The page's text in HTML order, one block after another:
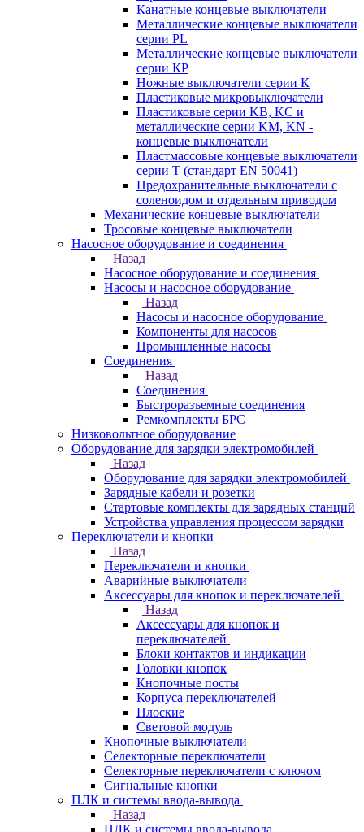
Канатные концевые выключатели
Металлические концевые выключатели
серии PL
Металлические концевые выключатели
серии КP
Ножные выключатели серии К
Пластиковые микровыключатели
Пластиковые серии KB, KC и
металлические серии KM, KN -
концевые выключатели
Пластмассовые концевые выключатели
серии T (стандарт EN 50041)
Предохранительные выключатели с
соленоидом и отдельным приводом
Механические концевые выключатели
Тросовые концевые выключатели
Насосное оборудование и соединения
Назад
Насосное оборудование и соединения
Насосы и насосное оборудование
Назад
Насосы и насосное оборудование
Компоненты для насосов
Промышленные насосы
Соединения
Назад
Соединения
Быстроразъемные соединения
Ремкомплекты БРС
Низковольтное оборудование
Оборудование для зарядки электромобилей
Назад
Оборудование для зарядки электромобилей
Зарядные кабели и розетки
Стартовые комплекты для зарядных станций
Устройства управления процессом зарядки
Переключатели и кнопки
Назад
Переключатели и кнопки
Аварийные выключатели
Аксессуары для кнопок и переключателей
Назад
Аксессуары для кнопок и
переключателей
Блоки контактов и индикации
Головки кнопок
Кнопочные посты
Корпуса переключателей
Плоские
Световой модуль
Кнопочные выключатели
Селекторные переключатели
Селекторные переключатели с ключом
Сигнальные кнопки
ПЛК и системы ввода-вывода
Назад
ПЛК и системы ввода-вывода